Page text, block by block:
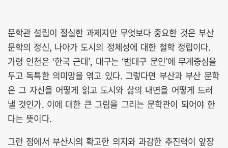
문학관 설립이 절실한 과제지만 무엇보다 중요한 것은 부산
문학의 정신, 나아가 도시의 정체성에 대한 철학 정립이다.
가령 인천은 ‘한국 근대’, 대구는 ‘범대구 문인’에 무게중심을
두고 독특한 의미망을 엮고 있다. 그렇다면 부산과 부산 문학
은 그 자신을 어떻게 읽고 도시와 삶의 내면을 어떻게 드러
낼 것인가. 이에 대한 큰 그림을 그리는 문학관이 되어야 한
다는 뜻이다.
그런 점에서 부산시의 확고한 의지와 과감한 추진력이 앞장